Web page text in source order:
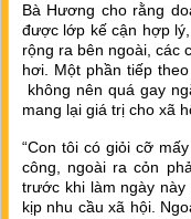
Bà Hương cho rằng
được lớp kế cận hợp
rộng ra bên ngoài, các
hơi. Một phần tiếp
không nên quá gay
mang lại giá trị cho xã
“Con tôi có giỏi cỡ
công, ngoài ra cỏn
trước khi làm ngày
kịp nhu cầu xã hội.